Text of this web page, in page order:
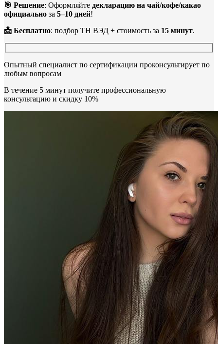
🎯 Решение: Оформляйте декларацию на чай/кофе/какао
официально за 5–10 дней!
📩 Бесплатно: подбор ТН ВЭД + стоимость за 15 минут.
Опытный специалист по сертификации проконсультирует по
любым вопросам
В течение 5 минут получите профессиональную
консультацию и скидку 10%